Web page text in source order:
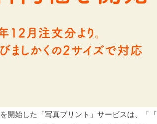
開始した「写真ブリント」サービスは、「